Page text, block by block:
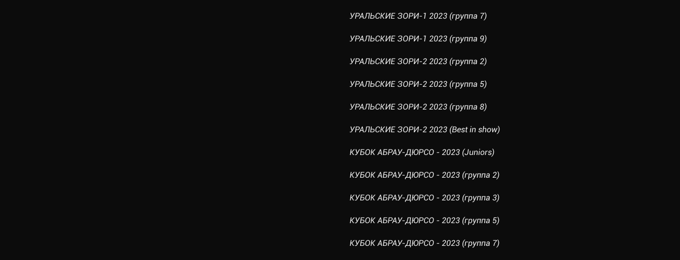
УРАЛЬСКИЕ ЗОРИ-1 2023 (группа 7)
УРАЛЬСКИЕ ЗОРИ-1 2023 (группа 9)
УРАЛЬСКИЕ ЗОРИ-2 2023 (группа 2)
УРАЛЬСКИЕ ЗОРИ-2 2023 (группа 5)
УРАЛЬСКИЕ ЗОРИ-2 2023 (группа 8)
УРАЛЬСКИЕ ЗОРИ-2 2023 (Best in show)
КУБОК АБРАУ-ДЮРСО - 2023 (Juniors)
КУБОК АБРАУ-ДЮРСО - 2023 (группа 2)
КУБОК АБРАУ-ДЮРСО - 2023 (группа 3)
КУБОК АБРАУ-ДЮРСО - 2023 (группа 5)
КУБОК АБРАУ-ДЮРСО - 2023 (группа 7)